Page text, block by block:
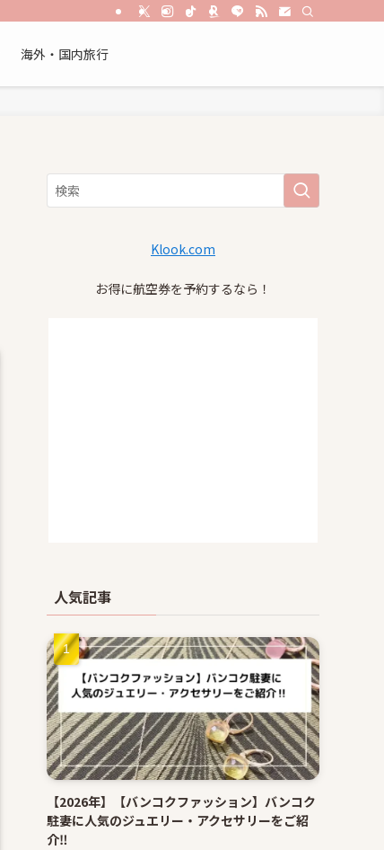
海外・国内旅行
Klook.com
お得に航空券を予約するなら！
人気記事
【2026年】【バンコクファッション】バンコク
駐妻に人気のジュエリー・アクセサリーをご紹
介‼